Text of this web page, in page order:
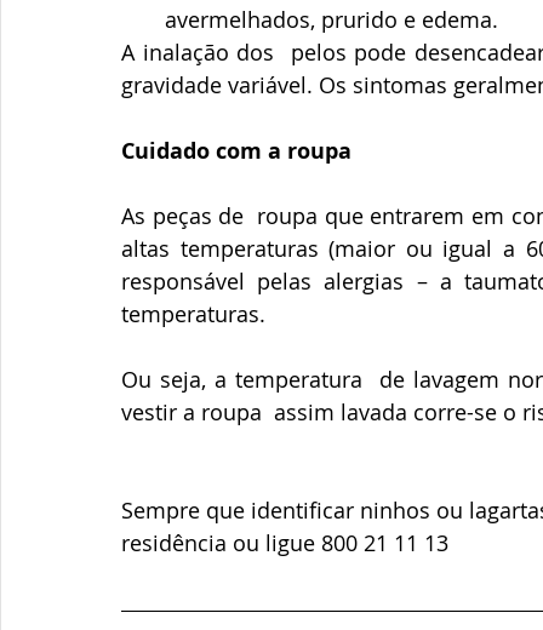
avermelhados, prurido e edema.
A inalação dos  pelos pode
gravidade variável. Os sintomas
Cuidado com a roupa
As peças de  roupa que entrarem em
altas temperaturas (maior ou igual a
responsável pelas alergias – a
temperaturas.
Ou seja, a temperatura  de lavagem
vestir a roupa  assim lavada corre-se o
Sempre que identificar ninhos ou
residência ou ligue 800 21 11 13